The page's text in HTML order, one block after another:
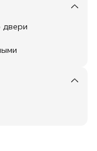
двери